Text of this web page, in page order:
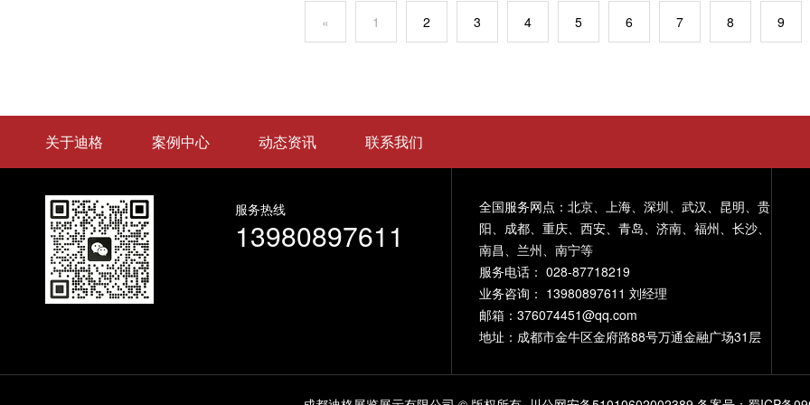
« 1 2 3 4 5 6 7 8 9
关于迪格 案例中心 动态资讯 联系我们
服务热线
13980897611
全国服务网点：北京、上海、深圳、武汉、昆明、贵
阳、成都、重庆、西安、青岛、济南、福州、长沙、
南昌、兰州、南宁等
服务电话： 028-87718219
业务咨询： 13980897611 刘经理
邮箱：376074451@qq.com
地址：成都市金牛区金府路88号万通金融广场31层